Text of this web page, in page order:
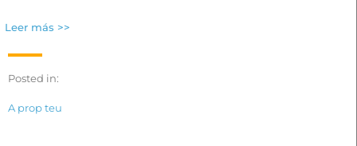
Leer más >>
Posted in:
A prop teu